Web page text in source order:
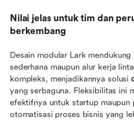
Nilai jelas untuk tim dan
berkembang
Desain modular Lark
sederhana maupun alur kerja
kompleks, menjadikannya solusi
yang serbaguna. Fleksibilitas ini
efektifnya untuk startup maupun
otomatisasi proses bisnis yang